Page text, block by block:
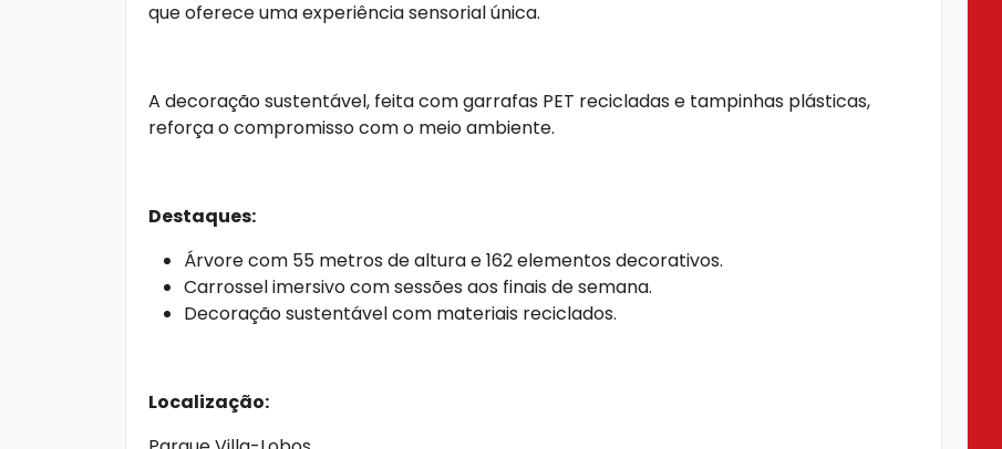
que oferece uma experiência sensorial única.
A decoração sustentável, feita com garrafas PET recicladas e tampinhas plásticas,
reforça o compromisso com o meio ambiente.
Destaques:
Árvore com 55 metros de altura e 162 elementos decorativos.
Carrossel imersivo com sessões aos finais de semana.
Decoração sustentável com materiais reciclados.
Localização: